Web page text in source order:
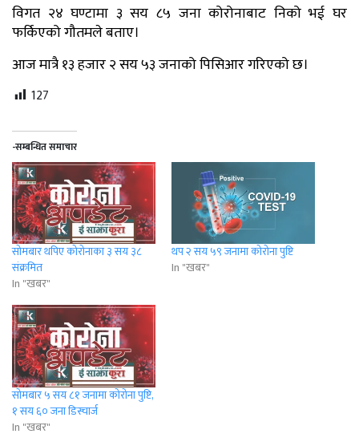
विगत २४ घण्टामा ३ सय ८५ जना कोरोनाबाट निको भई घर
फर्किएको गौतमले बताए।
आज मात्रै १३ हजार २ सय ५३ जनाको पिसिआर गरिएको छ।
127
-सम्बन्धित समाचार
सोमबार थपिए कोरोनाका ३ सय ३८
संक्रमित
In "खबर"
थप २ सय ५९ जनामा कोरोना पुष्टि
In "खबर"
सोमबार ५ सय ८१ जनामा कोरोना पुष्टि,
१ सय ६० जना डिस्चार्ज
In "खबर"